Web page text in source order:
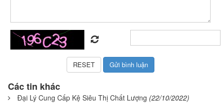
Các tin khác
Đại Lý Cung Cấp Kệ Siêu Thị Chất Lượng (22/10/2022)